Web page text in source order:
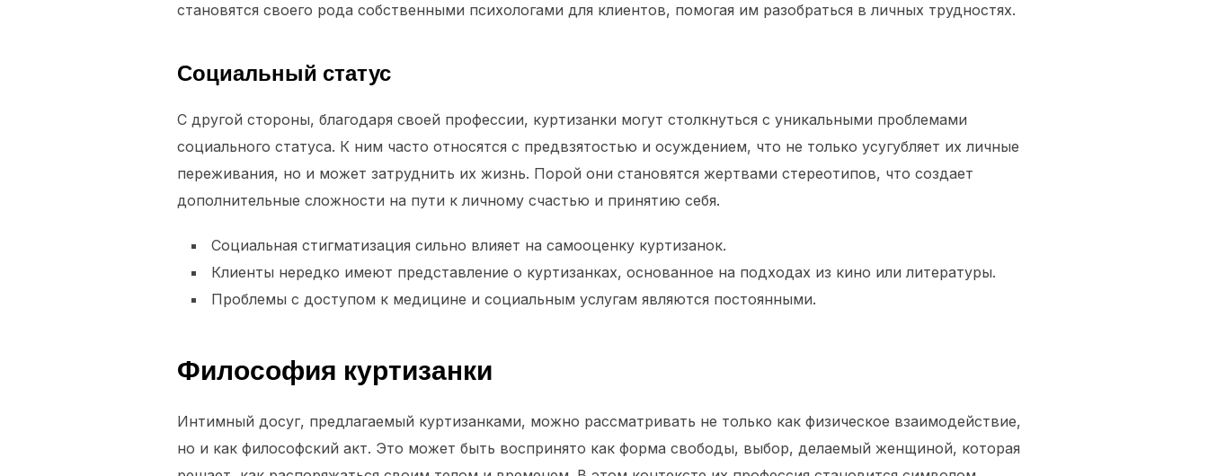
становятся своего рода собственными психологами для клиентов, помогая им разобраться в личных трудностях.
Социальный статус
С другой стороны, благодаря своей профессии, куртизанки могут столкнуться с уникальными проблемами
социального статуса. К ним часто относятся с предвзятостью и осуждением, что не только усугубляет их личные
переживания, но и может затруднить их жизнь. Порой они становятся жертвами стереотипов, что создает
дополнительные сложности на пути к личному счастью и принятию себя.
Социальная стигматизация сильно влияет на самооценку куртизанок.
Клиенты нередко имеют представление о куртизанках, основанное на подходах из кино или литературы.
Проблемы с доступом к медицине и социальным услугам являются постоянными.
Философия куртизанки
Интимный досуг, предлагаемый куртизанками, можно рассматривать не только как физическое взаимодействие,
но и как философский акт. Это может быть воспринято как форма свободы, выбор, делаемый женщиной, которая